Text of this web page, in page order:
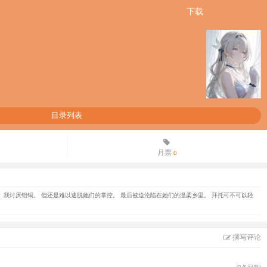
下载
目录列表
月票0
讨厌铝铜。 但还是难以逃脱她们的掌控。 最后被迫沦陷在她们的温柔乡里。 拜托可不可以轻
撰写评论